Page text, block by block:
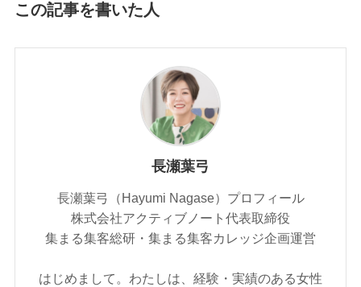
この記事を書いた人
長瀬葉弓
長瀬葉弓（Hayumi Nagase）プロフィール
株式会社アクティブノート代表取締役
集まる集客総研・集まる集客カレッジ企画運営
はじめまして。わたしは、経験・実績のある女性